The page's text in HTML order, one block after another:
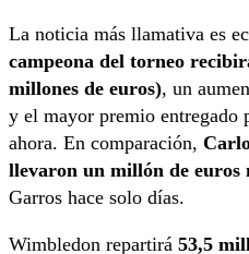
La noticia más llamativa es
campeona del torneo
millones de euros), un
y el mayor premio entregado
ahora. En comparación,
llevaron un millón de euros
Garros hace solo días.
Wimbledon repartirá 53,5